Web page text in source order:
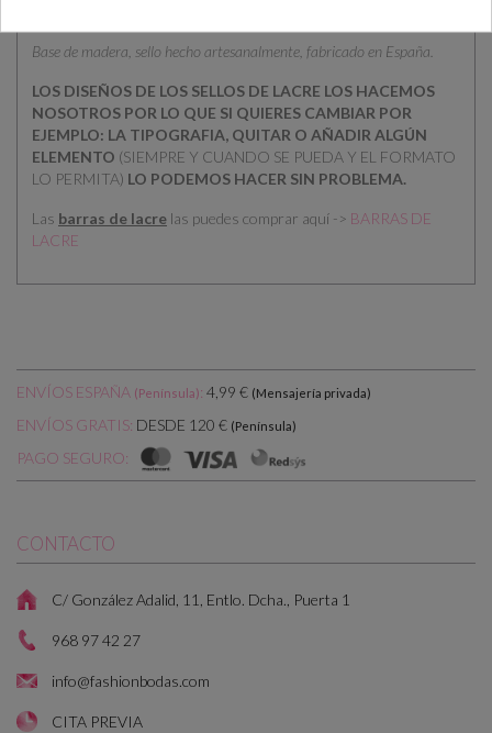
Base de madera, sello hecho artesanalmente, fabricado en España.
LOS DISEÑOS DE LOS SELLOS DE LACRE LOS HACEMOS
NOSOTROS POR LO QUE SI QUIERES CAMBIAR POR
EJEMPLO: LA TIPOGRAFIA, QUITAR O AÑADIR ALGÚN
ELEMENTO (SIEMPRE Y CUANDO SE PUEDA Y EL FORMATO
LO PERMITA) LO PODEMOS HACER SIN PROBLEMA.
Las barras de lacre las puedes comprar aquí -> BARRAS DE
LACRE
ENVÍOS ESPAÑA (Península): 4,99 € (Mensajería privada)
ENVÍOS GRATIS: DESDE 120 € (Península)
PAGO SEGURO:
CONTACTO
C/ González Adalid, 11, Entlo. Dcha., Puerta 1
968 97 42 27
info@fashionbodas.com
CITA PREVIA